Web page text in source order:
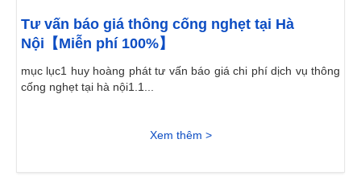
Tư vấn báo giá thông cống nghẹt tại Hà
Nội【Miễn phí 100%】
mục lục1 huy hoàng phát tư vấn báo giá chi phí dịch vụ thông
cống nghẹt tại hà nội1.1...
Xem thêm >